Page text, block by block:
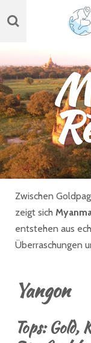
Zum
Hauptinhalt
Zwischen
zeigt sich
entstehen aus
Überraschungen
Yangon
Tops: Gold,